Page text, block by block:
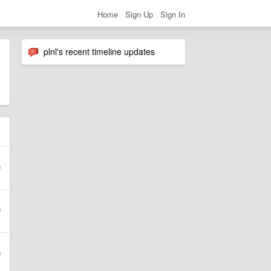
Home Sign Up Sign In
plnl's recent timeline updates